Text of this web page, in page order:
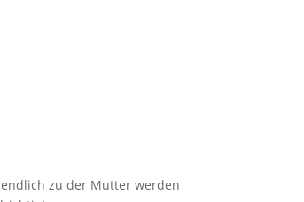
zu der Mutter werden